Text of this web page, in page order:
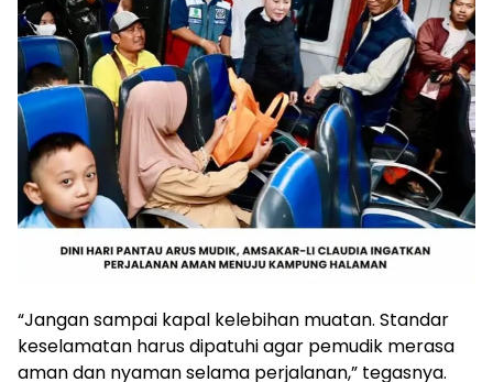
“Jangan sampai kapal kelebihan muatan. Standar
keselamatan harus dipatuhi agar pemudik merasa
aman dan nyaman selama perjalanan,” tegasnya.